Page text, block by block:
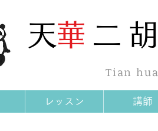
​天華 二
Tian
レッスン 講師